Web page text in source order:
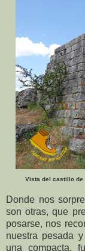
Vista del castillo de
Donde nos
son otras, que
posarse, nos
nuestra pesada
una compacta,